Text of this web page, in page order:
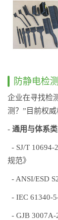
防静电检
企业在寻找检
测？”目前权威
- 通用与体系类
- SJ/T
规范》
- ANSI/ESD
- IEC 61340-
- GJB 3007A-